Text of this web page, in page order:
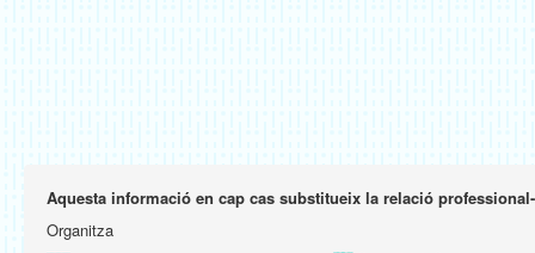
Aquesta informació en cap cas substitueix la relació
Organitza